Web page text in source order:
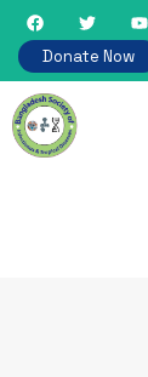
Donate Now